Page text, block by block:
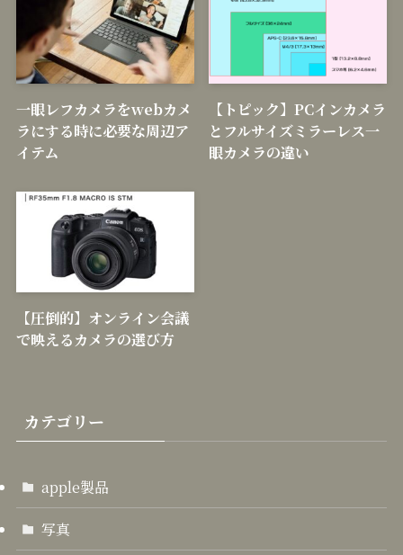
一眼レフカメラをwebカメ
ラにする時に必要な周辺ア
イテム
【トピック】PCインカメラ
とフルサイズミラーレス一
眼カメラの違い
【圧倒的】オンライン会議
で映えるカメラの選び方
カテゴリー
apple製品
写真